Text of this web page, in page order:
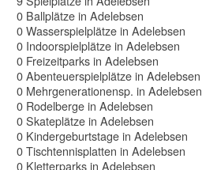
0 Ballplätze in Adelebsen
0 Wasserspielplätze in Adelebsen
0 Indoorspielplätze in Adelebsen
0 Freizeitparks in Adelebsen
0 Abenteuerspielplätze in Adelebsen
0 Mehrgenerationensp. in Adelebsen
0 Rodelberge in Adelebsen
0 Skateplätze in Adelebsen
0 Kindergeburtstage in Adelebsen
0 Tischtennisplatten in Adelebsen
0 Kletterparks in Adelebsen